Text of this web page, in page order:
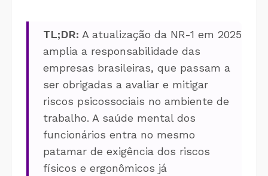
TL;DR: A atualização da NR-1 em 2025
amplia a responsabilidade das
empresas brasileiras, que passam a
ser obrigadas a avaliar e mitigar
riscos psicossociais no ambiente de
trabalho. A saúde mental dos
funcionários entra no mesmo
patamar de exigência dos riscos
físicos e ergonômicos já